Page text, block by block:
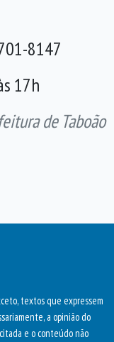
8147
17h
de Taboão
textos que expressem
a opinião do
e o conteúdo não